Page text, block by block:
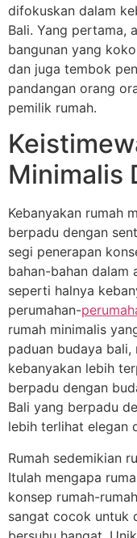
difokuskan dalam
Bali. Yang pertama,
bangunan yang
dan juga tembok
pandangan orang
pemilik rumah.
Minimalis
Kebanyakan rumah
berpadu dengan
segi penerapan
bahan-bahan dalam
seperti halnya
perumahan-
rumah minimalis
paduan budaya
kebanyakan lebih
berpadu dengan
Bali yang berpadu
lebih terlihat elegan
Rumah sedemikian
Itulah mengapa
konsep rumah-
sangat cocok untuk